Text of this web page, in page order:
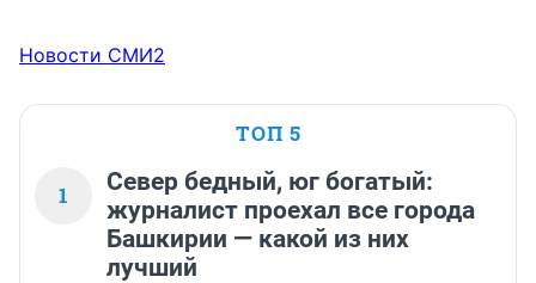
Новости СМИ2
ТОП 5
1
Север бедный, юг богатый:
журналист проехал все города
Башкирии — какой из них
лучший